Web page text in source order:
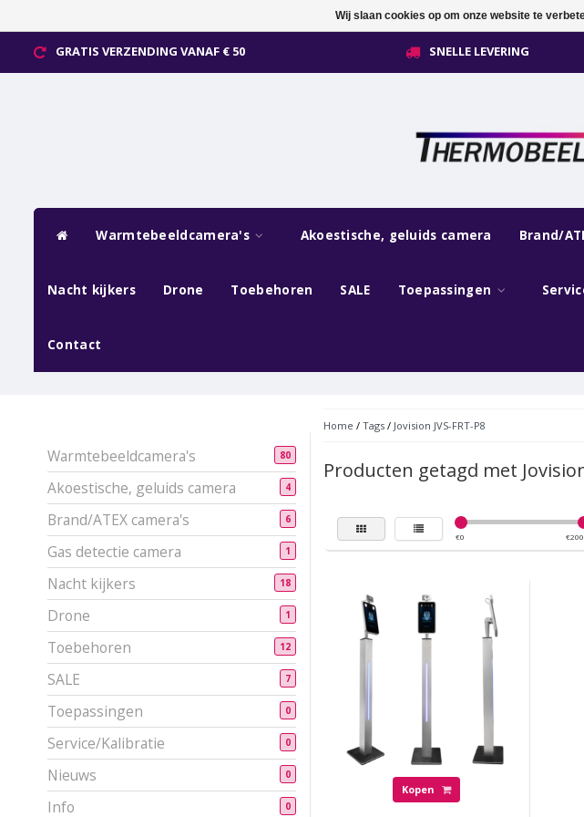
GRATIS VERZENDING VANAF € 50 SNELLE LEVERING
Warmtebeeldcamera's Akoestische, geluids camera Brand/
Nacht kijkers Drone Toebehoren SALE Toepassingen
Contact
Warmtebeeldcamera's 80
Akoestische, geluids camera 4
Brand/ATEX camera's 6
Gas detectie camera 1
Nacht kijkers 18
Drone 1
Toebehoren 12
SALE 7
Toepassingen 0
Service/Kalibratie 0
Nieuws 0
Info 0
Home / Tags/ Jovision JVS-FRT-P8
Producten getagd met Jovision
€0 €
Kopen
Wij slaan cookies op om onze website te